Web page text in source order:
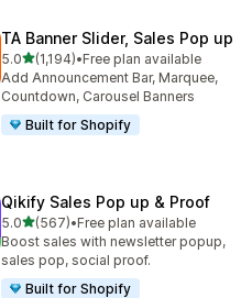
TA Banner Slider, Sales Pop up
5.05つ星中
(1,194)
合計レビュー数：1194件
•Free plan available
Add Announcement Bar, Marquee,
Countdown, Carousel Banners
Built for Shopify
Qikify Sales Pop up & Proof
5.05つ星中
(567)
合計レビュー数：567件
•Free plan available
Boost sales with newsletter popup,
sales pop, social proof.
Built for Shopify